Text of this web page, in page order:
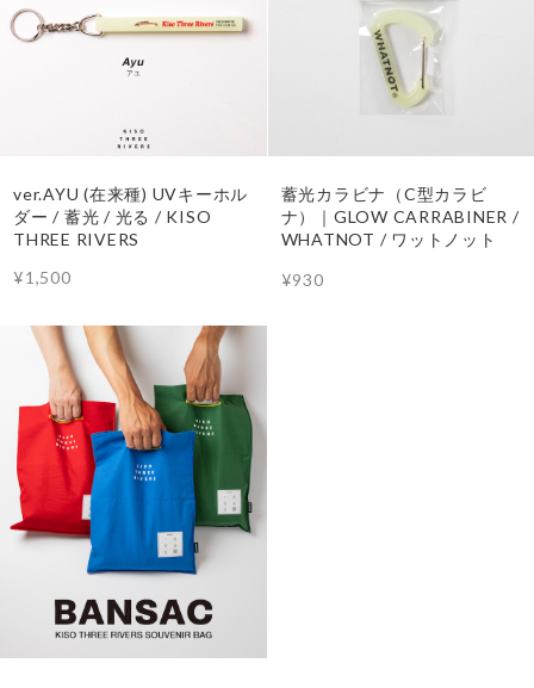
ver.AYU (在来種) UVキーホル
ダー / 蓄光 / 光る / KISO
THREE RIVERS
¥1,500
蓄光カラビナ（C型カラビ
ナ）｜GLOW CARRABINER /
WHATNOT / ワットノット
¥930